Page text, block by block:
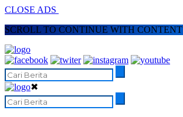
CLOSE ADS
SCROLL TO CONTINUE WITH CONTENT
✖